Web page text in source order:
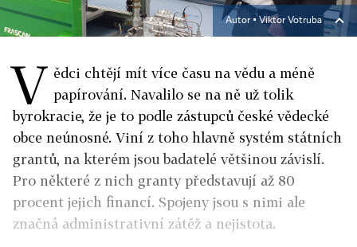
Autor ▪Viktor Votruba
V ědci chtějí mít více času na vědu a méně
papírování. Navalilo se na ně už tolik
byrokracie, že je to podle zástupců české vědecké
obce neúnosné. Viní z toho hlavně systém státních
grantů, na kterém jsou badatelé většinou závislí.
Pro některé z nich granty představují až 80
procent jejich financí. Spojeny jsou s nimi ale
značná administrativní zátěž a nejistota.